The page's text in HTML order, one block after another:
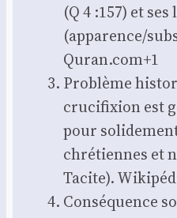
(Q 4 :157) et
(apparence/
Quran.com+1
Pro­blème
cru­ci­fixion est
pour
chré­tiennes et
Tacite).
Consé­quence